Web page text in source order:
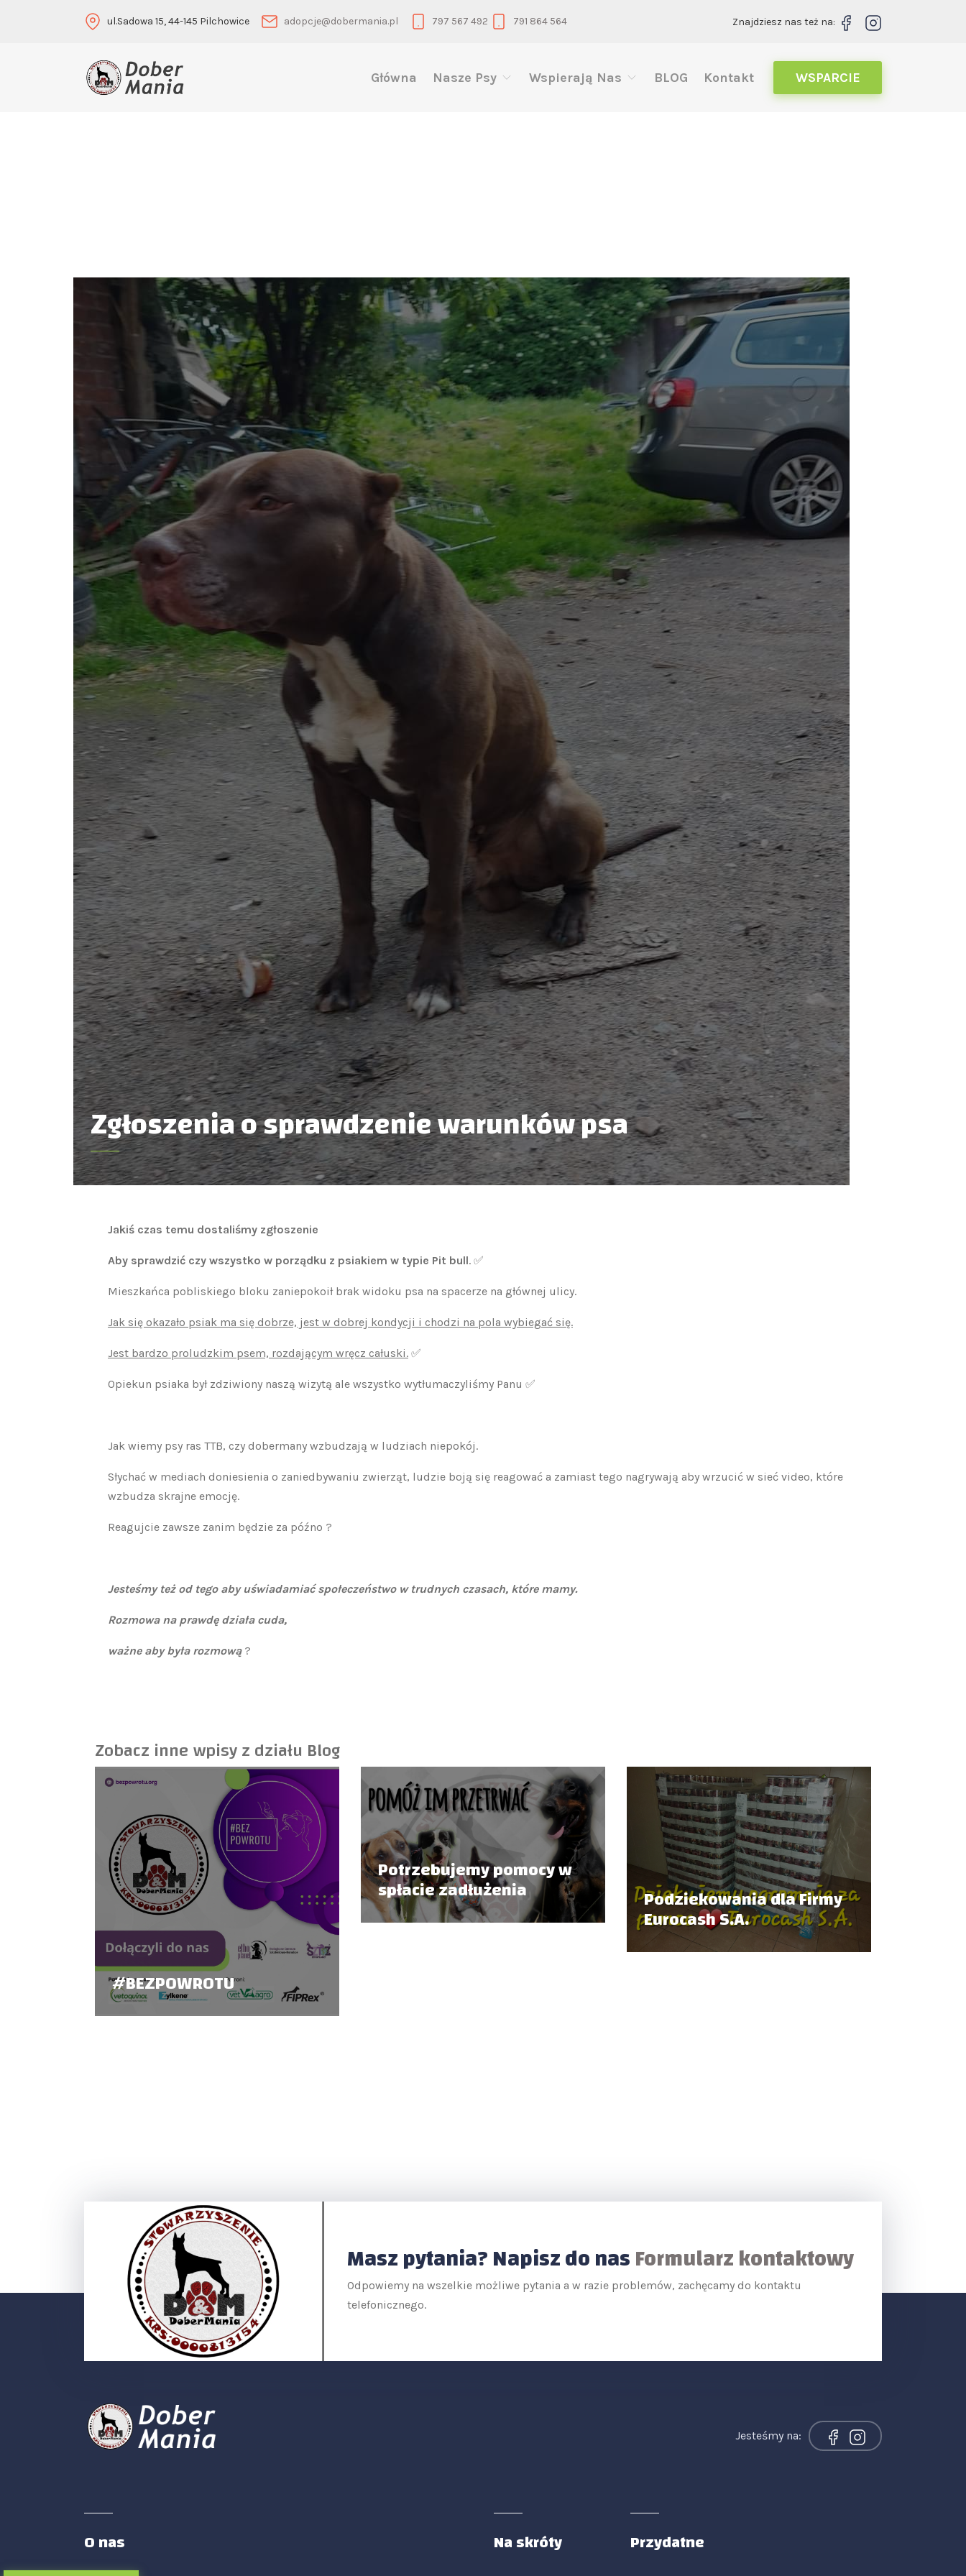
ul.Sadowa 15, 44-145 Pilchowice adopcje@dobermania.pl 797 567 492 791 864 564 Znajdziesz nas też na:
WSPARCIE
Główna Nasze Psy Wspierają Nas BLOG Kontakt
Zgłoszenia o sprawdzenie warunków psa
Jakiś czas temu dostaliśmy zgłoszenie
Aby sprawdzić czy wszystko w porządku z psiakiem w typie Pit bull. ✅️
Mieszkańca pobliskiego bloku zaniepokoił brak widoku psa na spacerze na głównej ulicy.
Jak się okazało psiak ma się dobrze, jest w dobrej kondycji i chodzi na pola wybiegać się.
Jest bardzo proludzkim psem, rozdającym wręcz całuski. ✅️
Opiekun psiaka był zdziwiony naszą wizytą ale wszystko wytłumaczyliśmy Panu ✅️
Jak wiemy psy ras TTB, czy dobermany wzbudzają w ludziach niepokój.
Słychać w mediach doniesienia o zaniedbywaniu zwierząt, ludzie boją się reagować a zamiast tego nagrywają aby wrzucić w sieć video, które
wzbudza skrajne emocję.
Reagujcie zawsze zanim będzie za późno ?️
Jesteśmy też od tego aby uświadamiać społeczeństwo w trudnych czasach, które mamy.
Rozmowa na prawdę działa cuda,
ważne aby była rozmową ?
Zobacz inne wpisy z działu Blog
#BEZPOWROTU
Potrzebujemy pomocy w
spłacie zadłużenia Podziekowania dla Firmy
Eurocash S.A.
Masz pytania? Napisz do nasFormularz kontaktowy
Odpowiemy na wszelkie możliwe pytania a w razie problemów, zachęcamy do kontaktu
telefonicznego.
Jesteśmy na:
O nas Na skróty Przydatne